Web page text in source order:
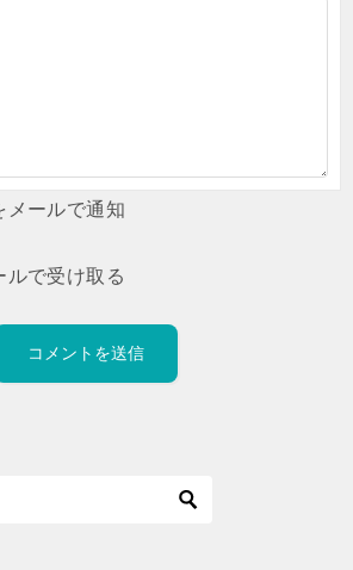
メールで通知
ルで受け取る